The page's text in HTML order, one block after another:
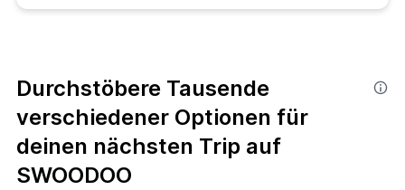
Durchstöbere Tausende
verschiedener Optionen für
deinen nächsten Trip auf
SWOODOO